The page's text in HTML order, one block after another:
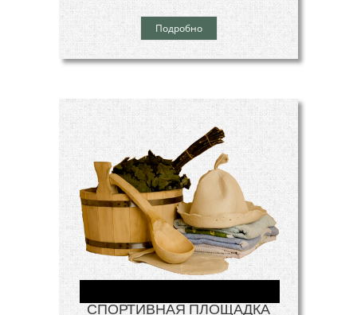
Подробно
СПОРТИВНАЯ ПЛОЩАДКА